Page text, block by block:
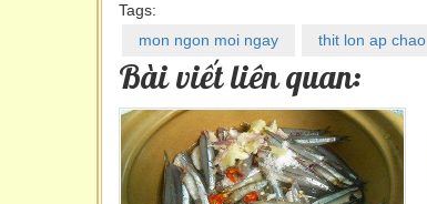
Tags:
mon ngon moi ngay
thit lon ap chao
Bài viết liên quan: